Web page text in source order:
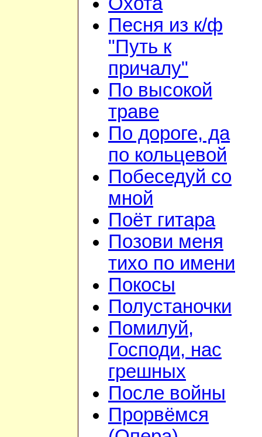
Песня из к/ф
"Путь к
причалу"
По высокой
траве
По дороге, да
по кольцевой
Побеседуй со
мной
Поёт гитара
Позови меня
тихо по имени
Покосы
Полустаночки
Помилуй,
Господи, нас
грешных
После войны
Прорвёмся